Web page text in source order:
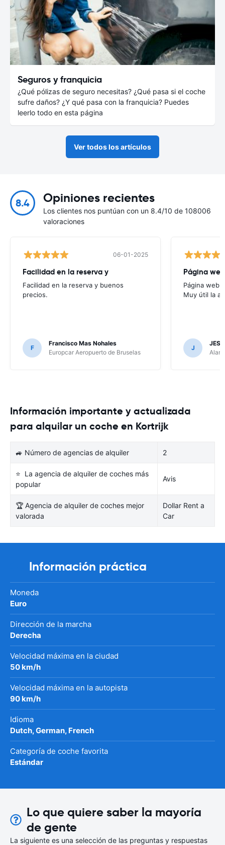
Seguros y franquicia
¿Qué pólizas de seguro necesitas? ¿Qué pasa si el coche
sufre daños? ¿Y qué pasa con la franquicia? Puedes
leerlo todo en esta página
Ver todos los artículos
8.4 Opiniones recientes
Los clientes nos puntúan con un 8.4/10 de 108006
valoraciones
06-01-2025
Facilidad en la reserva y
Facilidad en la reserva y buenos
precios.
F
Francisco Mas Nohales
Europcar Aeropuerto de Bruselas
Página
Página web
Muy útil la
J
Información importante y actualizada
para alquilar un coche en Kortrijk
🚙 Número de agencias de alquiler 2
⭐ La agencia de alquiler de coches más
popular
Avis
🏆 Agencia de alquiler de coches mejor
valorada
Dollar Rent a
Car
Información práctica
Moneda
Euro
Dirección de la marcha
Derecha
Velocidad máxima en la ciudad
50 km/h
Velocidad máxima en la autopista
90 km/h
Idioma
Dutch, German, French
Categoría de coche favorita
Estándar
Lo que quiere saber la mayoría
de gente
La siguiente es una selección de las preguntas y respuestas